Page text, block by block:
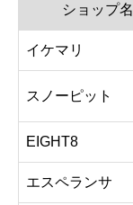
ショップ名
イケマリ
スノーピット
EIGHT8
エスペランサ